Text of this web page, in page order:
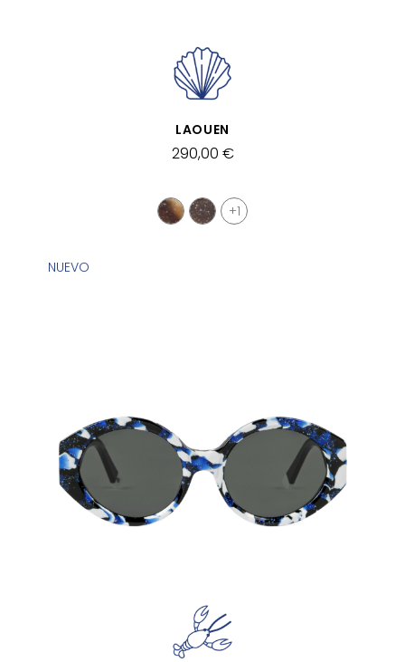
VISTA RÁPIDA
LAOUEN
290,00 €
+1
NUEVO